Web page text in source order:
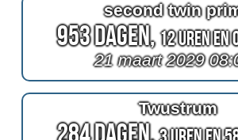
second twin
953 Dagen,12 Uren en
21 maart 2029
Twustrum
284 Dagen,